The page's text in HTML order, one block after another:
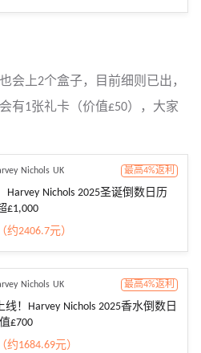
会上2个盒子，目前细则已出，
有1张礼卡（价值£50），大家
Nichols UK 最高4%返利
Harvey Nichols 2025圣诞倒数日历
£1,000
约2406.7元）
Nichols UK 最高4%返利
线！Harvey Nichols 2025香水倒数日
£700
约1684.69元）